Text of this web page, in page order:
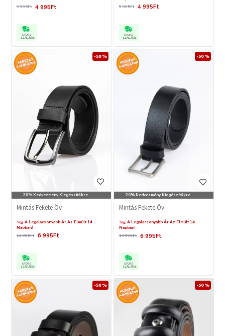
4 995Ft
9 995Ft
GYORS
SZÁLLÍTÁS
4 995Ft
9 995Ft
GYORS
SZÁLLÍTÁS
20% Kedvezmény Kiegészítőkre
-50 %
Mintás Fekete Öv
A Legalacsonyabb Ár Az Elmúlt 14
Napban!
6 995Ft
13 995Ft
GYORS
SZÁLLÍTÁS
20% Kedvezmény Kiegészítőkre
-50 %
Mintás Fekete Öv
A Legalacsonyabb Ár Az Elmúlt 14
Napban!
6 995Ft
13 995Ft
GYORS
SZÁLLÍTÁS
-50 % -50 %